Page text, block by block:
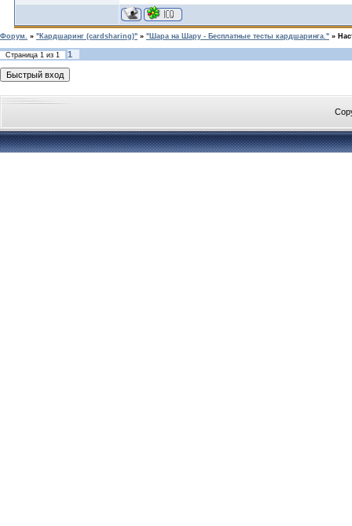
Форум. » "Кардшаринг (cardsharing)" » "Шара на Шару - Бесплатные тесты кардшаринга." »
Страница 1 из 1 1